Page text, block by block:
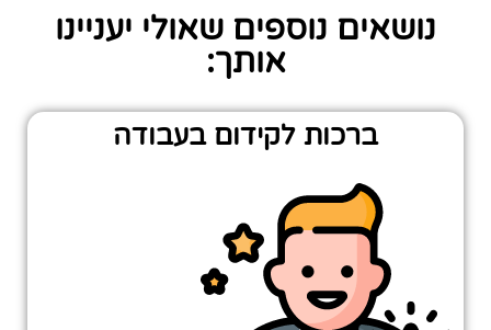
נושאים נוספים שאולי יעניינו
אותך:
ברכות לקידום בעבודה